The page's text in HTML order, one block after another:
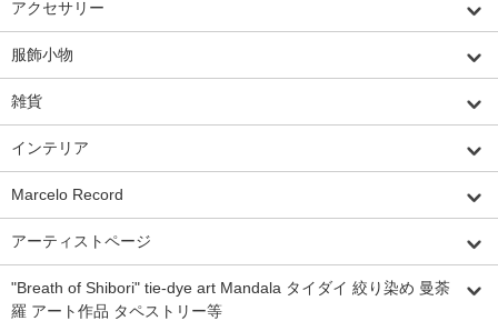
アクセサリー
服飾小物
雑貨
インテリア
Marcelo Record
アーティストページ
"Breath of Shibori" tie-dye art Mandala タイダイ 絞り染め 曼荼
羅 アート作品 タペストリー等